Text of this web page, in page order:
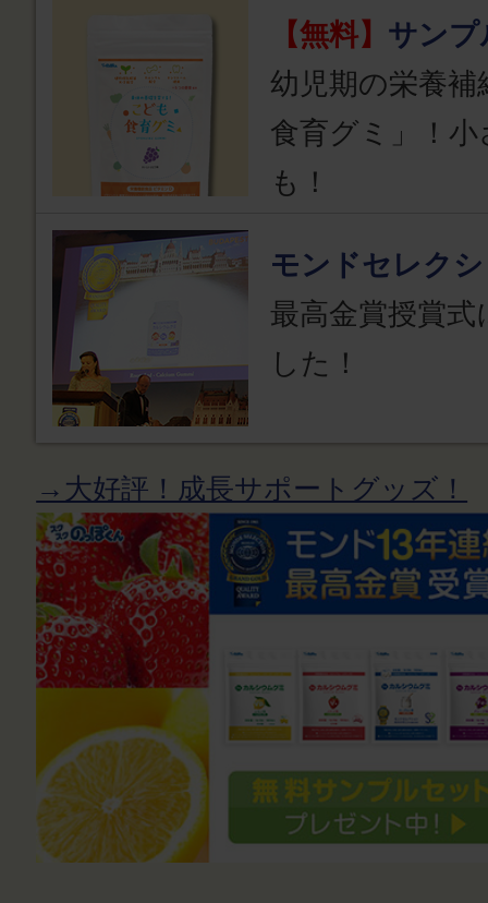
【無料】 サンプ
幼児期の栄養
食育グミ」！
も！
モンドセレク
最高金賞授賞
した！
→大好評！成長サポートグッズ！